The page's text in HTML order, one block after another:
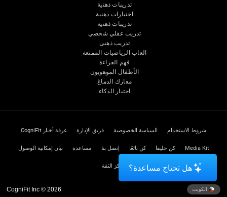
تدريبات ذهنية
اختبارات ذهنية
تدريبات ذهنية
تدريب عقلي شخصي
تدريب ذهنى
العاب الرياضيات الممتعة
فهم القراءة
الأطفال الموهوبون
معارك الدماغ
اختبار الذكاء
شروط الاستخدام السياسة الخصوصية فريق الإدارة غرفة أخبار CogniFit
Media Kit كن حليفا كن بائعًا إتصل بنا مساعدة بيان إمكانية الوصول
مركز الثقة
الكويت CogniFit Inc © 2026
هل تحتاج مساعدة؟